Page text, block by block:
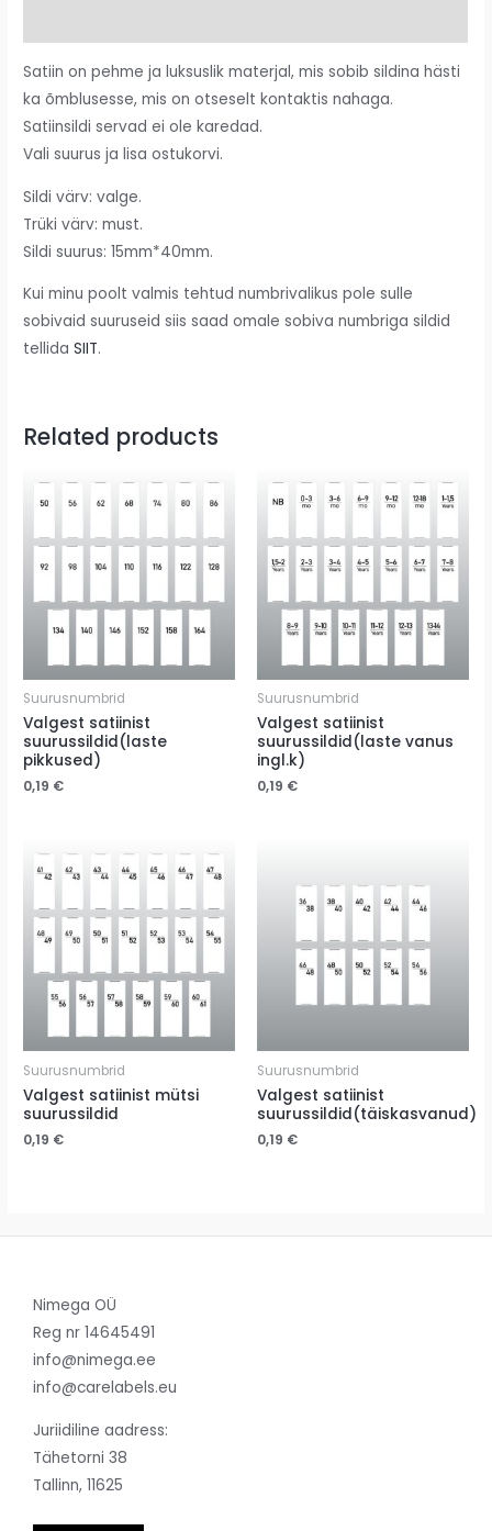
Satiin on pehme ja luksuslik materjal, mis sobib sildina hästi
ka õmblusesse, mis on otseselt kontaktis nahaga.
Satiinsildi servad ei ole karedad.
Vali suurus ja lisa ostukorvi.
Sildi värv: valge.
Trüki värv: must.
Sildi suurus: 15mm*40mm.
Kui minu poolt valmis tehtud numbrivalikus pole sulle
sobivaid suuruseid siis saad omale sobiva numbriga sildid
tellidaSIIT.
Related products
Suurusnumbrid
Valgest satiinist
suurussildid(laste
pikkused)
0,19 €
Suurusnumbrid
Valgest satiinist
suurussildid(laste vanus
ingl.k)
0,19 €
Suurusnumbrid
Valgest satiinist mütsi
suurussildid
0,19 €
Suurusnumbrid
Valgest satiinist
suurussildid(täiskasvanud)
0,19 €
Nimega OÜ
Reg nr 14645491
info@nimega.ee
info@carelabels.eu
Juriidiline aadress:
Tähetorni 38
Tallinn, 11625